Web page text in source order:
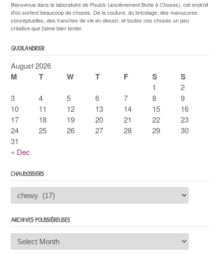
Bienvenue dans le laboratoire de Pouick (anciènement Boîte à Choses), cet endroit
d'où sortent beaucoup de choses. De la couture, du bricolage, des manucures
conceptuelles, des tranches de vie en dessin, et toutes ces choses un peu
créative que j'aime bien tenter.
QUOILANDRIER
August 2026
M T W T F S S
« Dec
1
2
3
4 5 6 7 8
9
10
11 12 13 14 15
16
17
18 19 20 21 22
23
24
25 26 27 28 29
30
31
CHAUDOSSIERS
Chaudossiers
ARCHIVES POUSSIÉREUSES
Archives
poussiéreuses